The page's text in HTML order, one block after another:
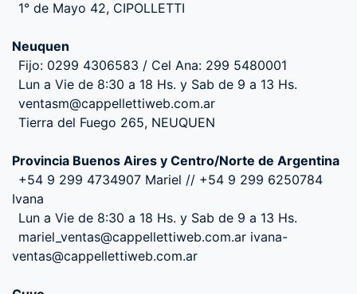
1° de Mayo 42, CIPOLLETTI
Neuquen
Fijo: 0299 4306583 / Cel Ana: 299 5480001
Lun a Vie de 8:30 a 18 Hs. y Sab de 9 a 13 Hs.
ventasm@cappellettiweb.com.ar
Tierra del Fuego 265, NEUQUEN
Provincia Buenos Aires y Centro/Norte de Argentina
+54 9 299 4734907 Mariel // +54 9 299 6250784
Ivana
Lun a Vie de 8:30 a 18 Hs. y Sab de 9 a 13 Hs.
mariel_ventas@cappellettiweb.com.ar ivana-
ventas@cappellettiweb.com.ar